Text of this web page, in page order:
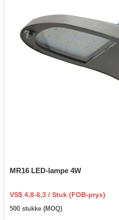
MR16 LED-lampe 4W
VS$ 4,8-6,3 / Stuk (FOB-prys)
500 stukke (MOQ)